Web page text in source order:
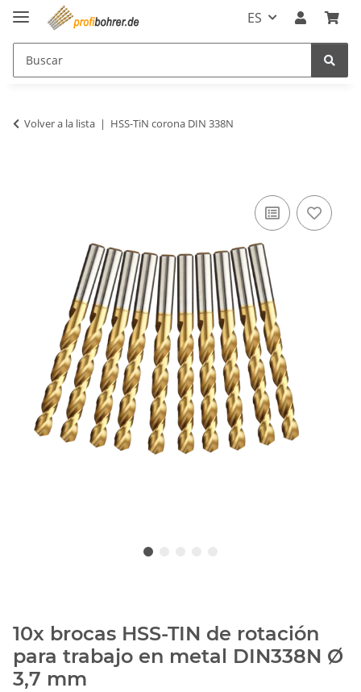
ES
Volver a la lista HSS-TiN corona DIN 338N
10x brocas HSS-TIN de rotación
para trabajo en metal DIN338N Ø
3,7 mm